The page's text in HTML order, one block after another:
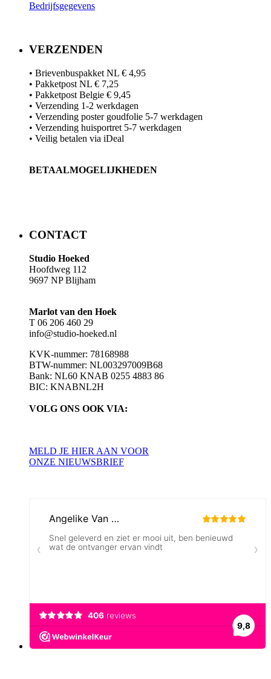
Bedrijfsgegevens
VERZENDEN
• Brievenbuspakket NL € 4,95
• Pakketpost NL € 7,25
• Pakketpost Belgie € 9,45
• Verzending 1-2 werkdagen
• Verzending poster goudfolie 5-7 werkdagen
• Verzending huisportret 5-7 werkdagen
• Veilig betalen via iDeal
BETAALMOGELIJKHEDEN
​​CONTACT
Studio Hoeked
Hoofdweg 112
9697 NP Blijham
Marlot van den Hoek
T 06 206 460 29
info@studio-hoeked.nl
KVK-nummer: 78168988
BTW-nummer: NL003297009B68
Bank: NL60 KNAB 0255 4883 86
BIC: KNABNL2H
VOLG ONS OOK VIA:
MELD JE HIER AAN VOOR
ONZE NIEUWSBRIEF